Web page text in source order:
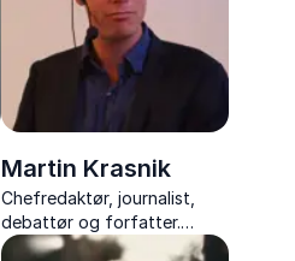
Martin Krasnik
Chefredaktør, journalist,
debattør og forfatter.
Oplev foredrag med skarpe